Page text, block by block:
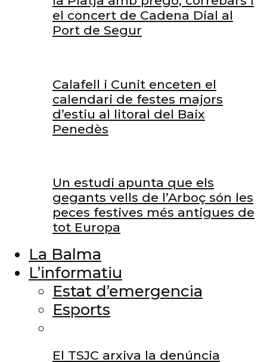
el concert de Cadena Dial al
Port de Segur
Calafell i Cunit enceten el
calendari de festes majors
d’estiu al litoral del Baix
Penedès
Un estudi apunta que els
gegants vells de l’Arboç són les
peces festives més antigues de
tot Europa
La Balma
L’informatiu
Estat d’emergencia
Esports
El TSJC arxiva la denúncia